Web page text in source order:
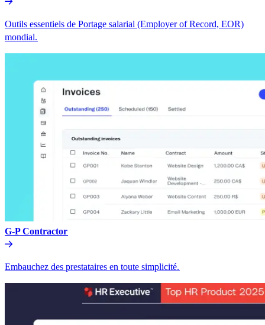
Outils essentiels de Portage salarial (Employer of Record, EOR)
mondial.​​
G-P Contractor​​
Embauchez des prestataires en toute simplicité.​​